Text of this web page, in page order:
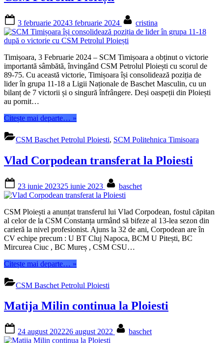
on
3 februarie 20243 februarie 2024 cristina
Timișoara, 3 Februarie 2024 – SCM Timișoara a obținut o victorie
importantă sâmbătă, învingând CSM Petrolul Ploiești cu scorul de
89-75. Cu această victorie, Timișoara își consolidează poziția de
lider în grupa 11-18 a Ligii Naționale de Baschet Masculin, cu un
bilanț de 7 victorii și o singură înfrângere. Deși oaspeții din Ploiești
au pornit…
Citește mai departe… “SCM
consolidează
de
grupa
11-
după
o
victorie
cu
CSM
Petrolul
Ploiești”
»
CSM Baschet Petrolul Ploiesti, SCM Politehnica Timisoara
Vlad Corpodean transferat la Ploiesti
on
23 iunie 202325 iunie 2023 baschet
CSM Ploiești a anunțat transferul lui Vlad Corpodean, fostul căpitan
al celor de la CSM Constanța urmând să bifeze al 13-lea sezon din
carieră la nivel profesionist. Ajuns la 32 de ani, Corpodean are în
CV echipe precum : U BT Cluj Napoca, BCM U Pitești, BC
Mircurea Ciuc , BC Mureș , CSM CSU…
Citește mai departe… “Vlad
transferat
la
»
CSM Baschet Petrolul Ploiesti
Matija Milin continua la Ploiesti
on
24 august 202226 august 2022 baschet